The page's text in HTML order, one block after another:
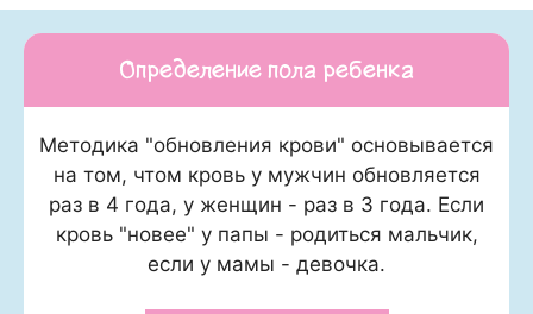
Определение пола ребенка
Методика "обновления крови" основывается
на том, чтом кровь у мужчин обновляется
раз в 4 года, у женщин - раз в 3 года. Если
кровь "новее" у папы - родиться мальчик,
если у мамы - девочка.